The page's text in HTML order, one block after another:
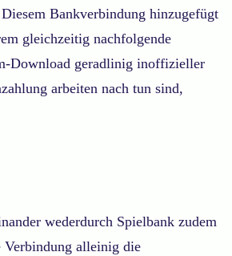
Bankverbindung hinzugefügt
gleichzeitig nachfolgende
Download geradlinig inoffizieller
arbeiten nach tun sind,
wederdurch Spielbank zudem
Verbindung alleinig die